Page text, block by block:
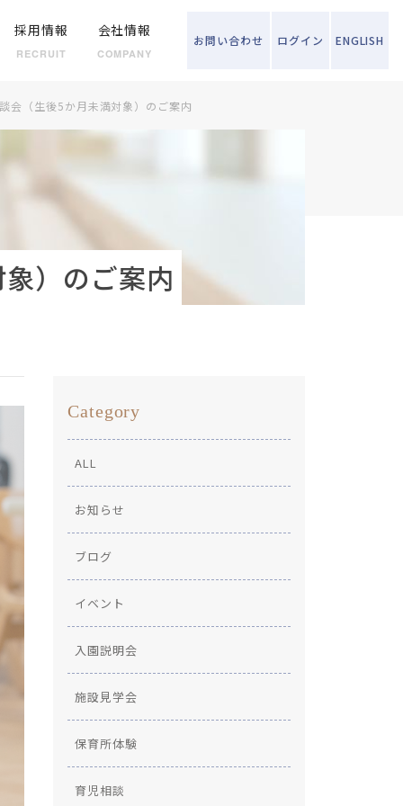
ログイン
お問い合わせ ENGLISH
採用情報
RECRUIT
会社情報
COMPANY
（生後5か月未満対象）のご案内
）のご案内
Category
ALL
お知らせ
ブログ
イベント
入園説明会
施設見学会
保育所体験
育児相談